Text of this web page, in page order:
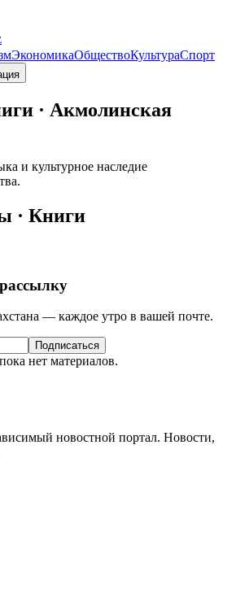
ЭкономикаОбществоКультураСпорт
· Акмолинская
и культурное наследие
· Книги
— каждое утро в вашей почте.
Подписаться
нет материалов.
новостной портал. Новости,